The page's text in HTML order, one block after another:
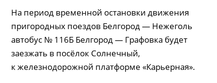
На период временной остановки движения
пригородных поездов Белгород — Нежеголь
автобус № 116Б Белгород — Графовка будет
заезжать в посёлок Солнечный,
к железнодорожной платформе «Карьерная».